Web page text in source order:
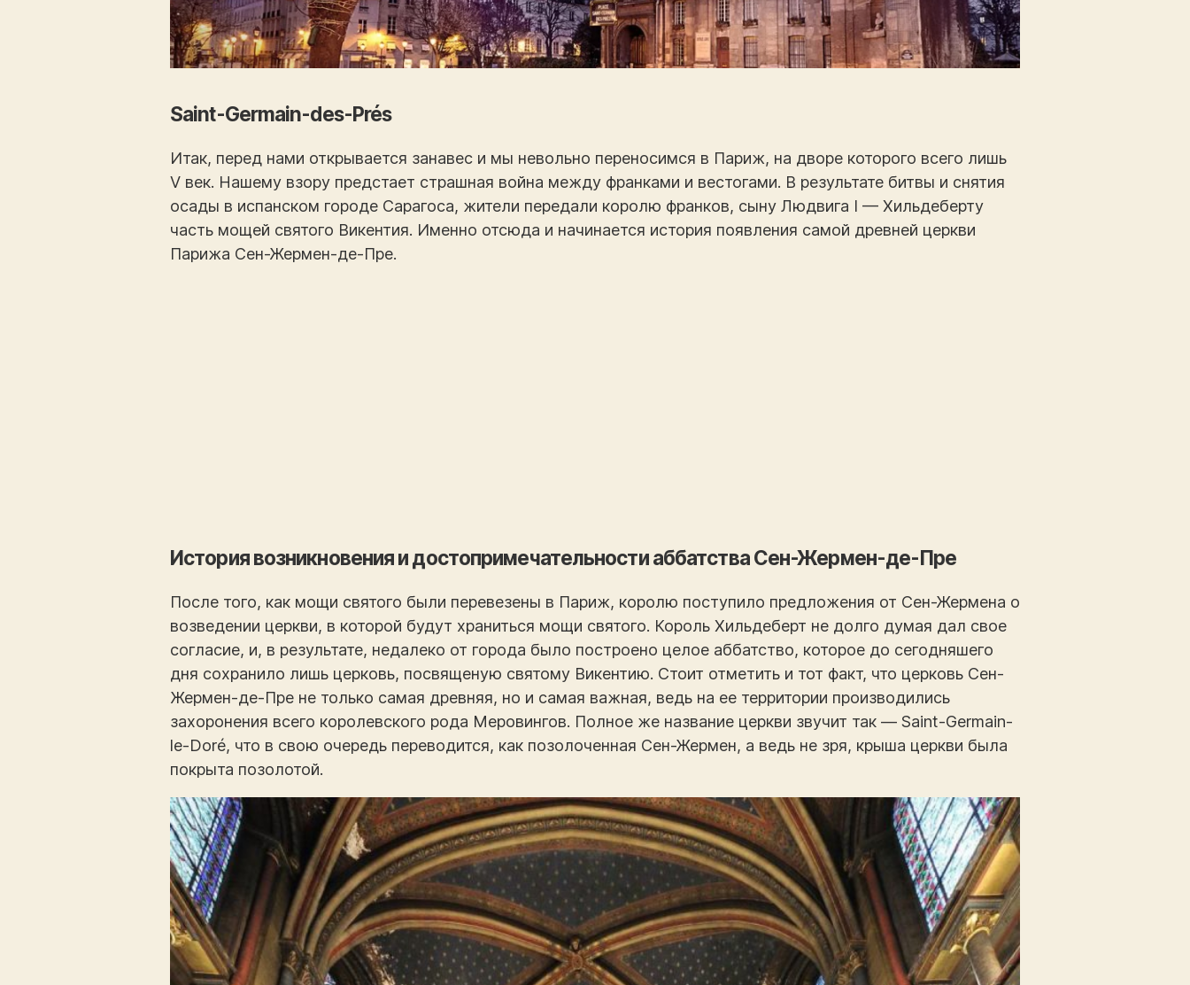
Saint-Germain-des-Prés
Итак, перед нами открывается занавес и мы невольно переносимся в Париж, на дворе которого всего лишь
V век. Нашему взору предстает страшная война между франками и вестогами. В результате битвы и снятия
осады в испанском городе Сарагоса, жители передали королю франков, сыну Людвига I — Хильдеберту
часть мощей святого Викентия. Именно отсюда и начинается история появления самой древней церкви
Парижа Сен-Жермен-де-Пре.
История возникновения и достопримечательности аббатства Сен-Жермен-де-Пре
После того, как мощи святого были перевезены в Париж, королю поступило предложения от Сен-Жермена о
возведении церкви, в которой будут храниться мощи святого. Король Хильдеберт не долго думая дал свое
согласие, и, в результате, недалеко от города было построено целое аббатство, которое до сегодняшего
дня сохранило лишь церковь, посвященую святому Викентию. Стоит отметить и тот факт, что церковь Сен-
Жермен-де-Пре не только самая древняя, но и самая важная, ведь на ее территории производились
захоронения всего королевского рода Меровингов. Полное же название церкви звучит так — Saint-Germain-
le-Doré, что в свою очередь переводится, как позолоченная Сен-Жермен, а ведь не зря, крыша церкви была
покрыта позолотой.